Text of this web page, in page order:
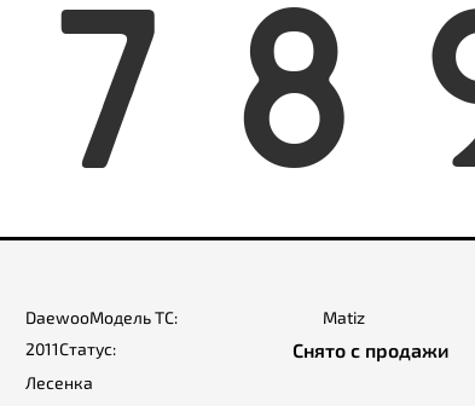
7 8
DaewooМодель ТС:
Matiz
2011Статус: Снято с продажи
Лесенка